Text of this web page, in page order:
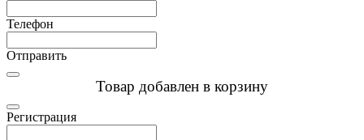
Телефон
Отправить
Товар добавлен в корзину
Регистрация